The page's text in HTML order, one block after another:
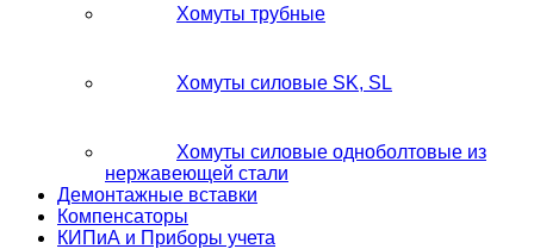
Хомуты трубные
Хомуты силовые SK, SL
Хомуты силовые одноболтовые из
нержавеющей стали
Демонтажные вставки
Компенсаторы
КИПиА и Приборы учета